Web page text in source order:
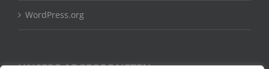
WordPress.org